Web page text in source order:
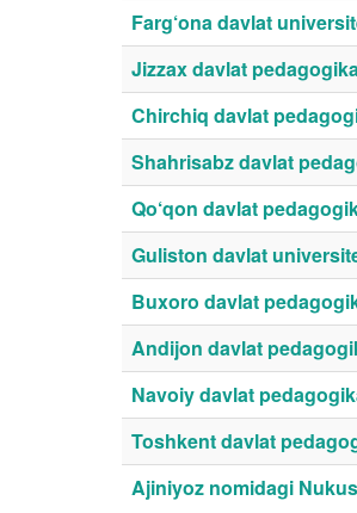
Farg‘ona davlat
Jizzax davlat
Chirchiq davlat
Shahrisabz davlat
Qo‘qon davlat
Guliston davlat
Buxoro davlat
Andijon davlat
Navoiy davlat
Toshkent davlat
Ajiniyoz nomidagi